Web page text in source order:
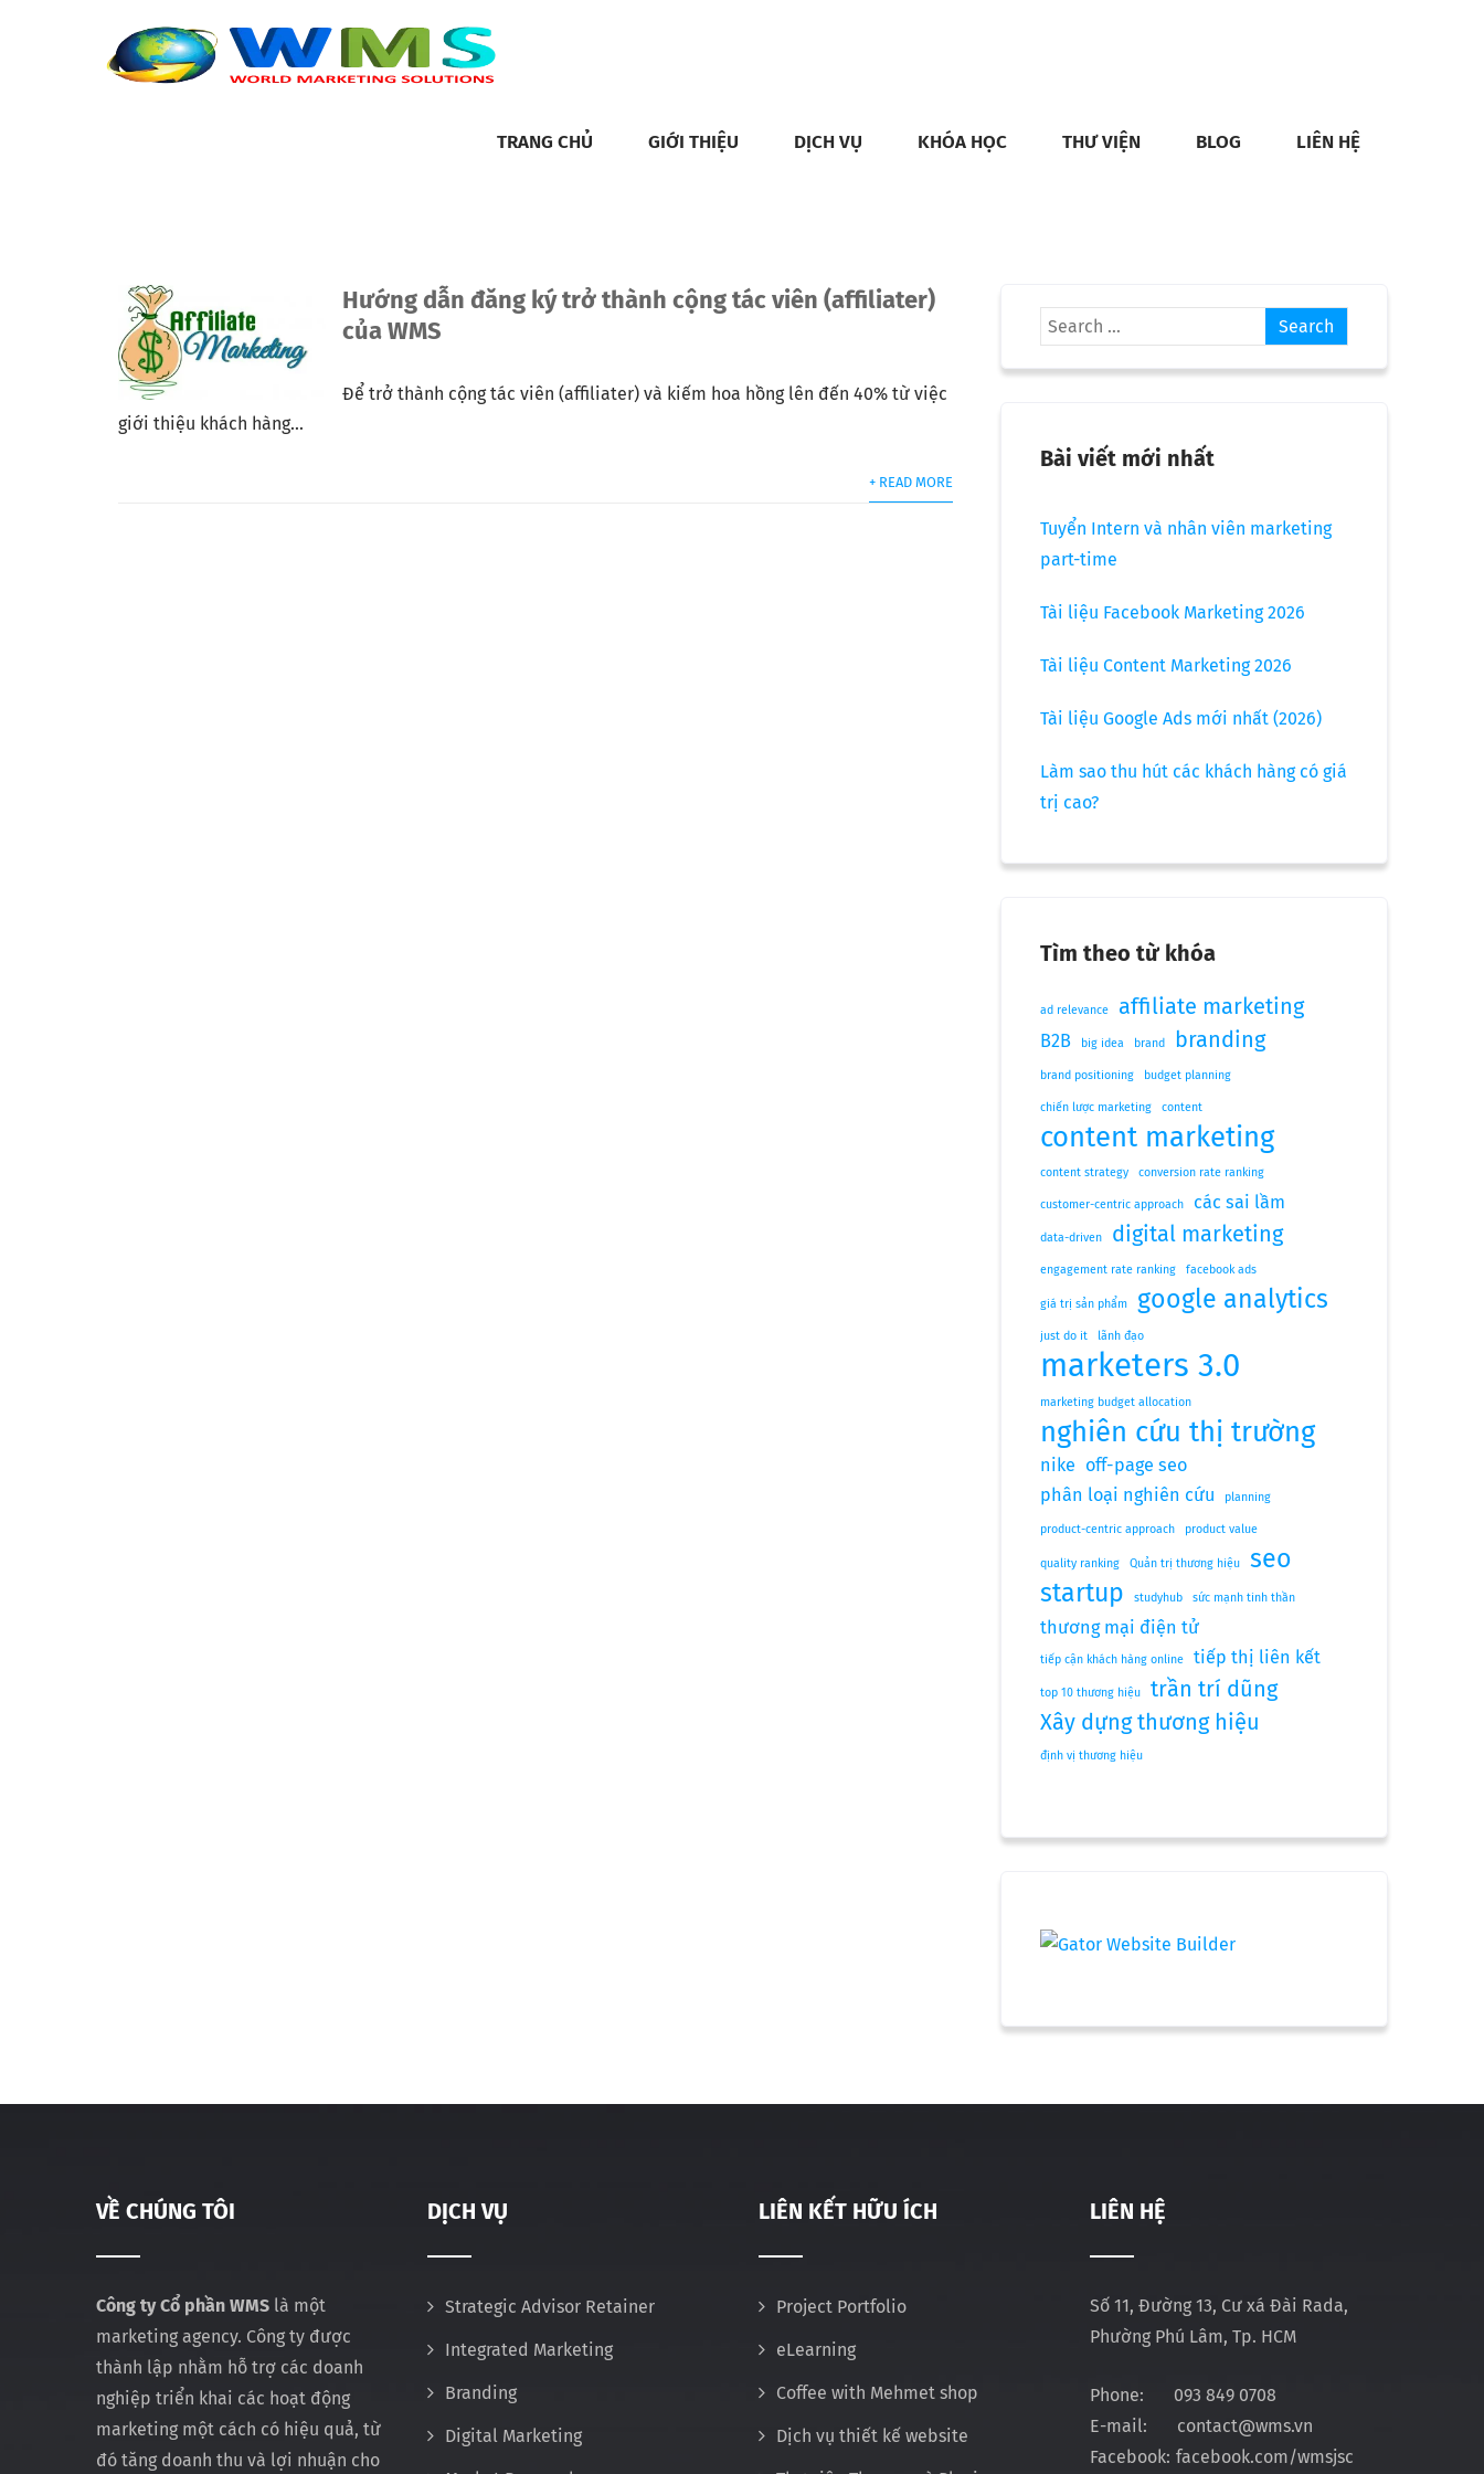
TRANG CHỦ GIỚI THIỆU DỊCH VỤ KHÓA HỌC THƯ VIỆN BLOG LIÊN HỆ
Hướng dẫn đăng ký trở thành cộng tác viên (affiliater)
của WMS
Để trở thành cộng tác viên (affiliater) và kiếm hoa hồng lên đến 40% từ việc
giới thiệu khách hàng...
+ READ MORE
Bài viết mới nhất
Tuyển Intern và nhân viên marketing
part-time
Tài liệu Facebook Marketing 2026
Tài liệu Content Marketing 2026
Tài liệu Google Ads mới nhất (2026)
Làm sao thu hút các khách hàng có giá
trị cao?
Tìm theo từ khóa
ad relevance affiliate marketing
B2B big idea brand branding
brand positioning budget planning
chiến lược marketing content
content marketing
content strategy conversion rate ranking
customer-centric approach các sai lầm
data-driven digital marketing
engagement rate ranking facebook ads
giá trị sản phẩm google analytics
just do it lãnh đạo
marketers 3.0
marketing budget allocation
nghiên cứu thị trường
nike off-page seo
phân loại nghiên cứu
planning
product-centric approach product value
quality ranking Quản trị thương hiệu
seo
startup
studyhub sức mạnh tinh thần
thương mại điện tử
tiếp cận khách hàng online tiếp thị liên kết
top 10 thương hiệu
trần trí dũng
Xây dựng thương hiệu
định vị thương hiệu
VỀ CHÚNG TÔI
Công ty Cổ phần WMS là một
marketing agency. Công ty được
thành lập nhằm hỗ trợ các doanh
nghiệp triển khai các hoạt động
marketing một cách có hiệu quả, từ
đó tăng doanh thu và lợi nhuận cho
DỊCH VỤ
Strategic Advisor Retainer
Integrated Marketing
Branding
Digital Marketing
LIÊN KẾT HỮU ÍCH
Project Portfolio
eLearning
Coffee with Mehmet shop
Dịch vụ thiết kế website
LIÊN HỆ
Số 11, Đường 13, Cư xá Đài Rada,
Phường Phú Lâm, Tp. HCM
Phone:
093 849 0708
E-mail:
contact@wms.vn
Facebook: facebook.com/wmsjsc